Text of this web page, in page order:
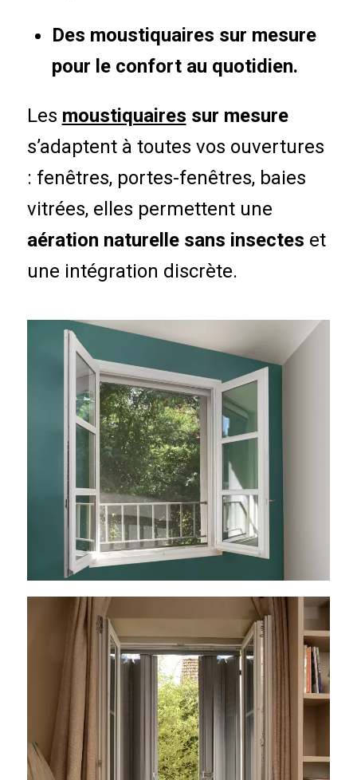
Des moustiquaires sur mesure
pour le confort au quotidien.
Les moustiquaires sur mesure
s’adaptent à toutes vos ouvertures
: fenêtres, portes-fenêtres, baies
vitrées, elles permettent une
aération naturelle sans insectes et
une intégration discrète.